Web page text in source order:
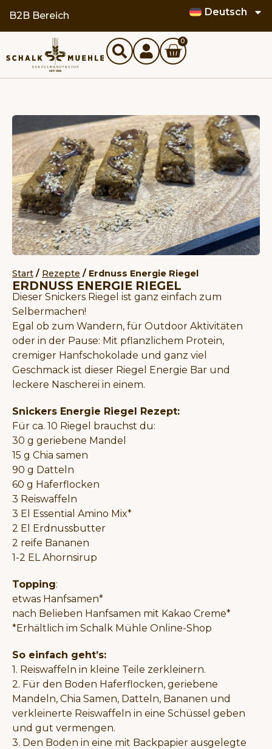
B2B Bereich Deutsch
0
Start / Rezepte / Erdnuss Energie Riegel
ERDNUSS ENERGIE RIEGEL
Dieser Snickers Riegel ist ganz einfach zum
Selbermachen!
Egal ob zum Wandern, für Outdoor Aktivitäten
oder in der Pause: Mit pflanzlichem Protein,
cremiger Hanfschokolade und ganz viel
Geschmack ist dieser Riegel Energie Bar und
leckere Nascherei in einem.
Snickers Energie Riegel Rezept:
Für ca. 10 Riegel brauchst du:
30 g geriebene Mandel
15 g Chia samen
90 g Datteln
60 g Haferflocken
3 Reiswaffeln
3 El Essential Amino Mix*
2 El Erdnussbutter
2 reife Bananen
1-2 EL Ahornsirup
Topping:
etwas Hanfsamen*
nach Belieben Hanfsamen mit Kakao Creme*
*Erhältlich im Schalk Mühle Online-Shop
So einfach geht’s:
1. Reiswaffeln in kleine Teile zerkleinern.
2. Für den Boden Haferflocken, geriebene
Mandeln, Chia Samen, Datteln, Bananen und
verkleinerte Reiswaffeln in eine Schüssel geben
und gut vermengen.
3. Den Boden in eine mit Backpapier ausgelegte